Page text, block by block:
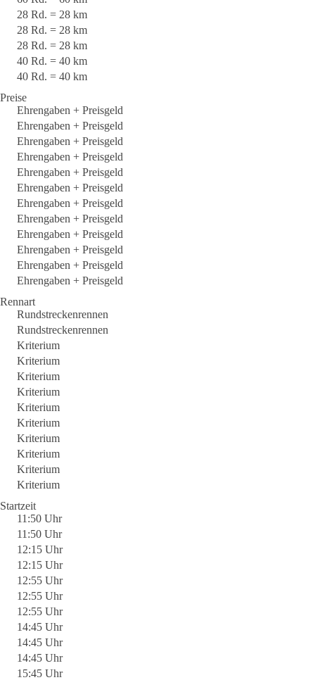
28 Rd. = 28 km
28 Rd. = 28 km
28 Rd. = 28 km
40 Rd. = 40 km
40 Rd. = 40 km
Preise
Ehrengaben + Preisgeld
Ehrengaben + Preisgeld
Ehrengaben + Preisgeld
Ehrengaben + Preisgeld
Ehrengaben + Preisgeld
Ehrengaben + Preisgeld
Ehrengaben + Preisgeld
Ehrengaben + Preisgeld
Ehrengaben + Preisgeld
Ehrengaben + Preisgeld
Ehrengaben + Preisgeld
Ehrengaben + Preisgeld
Rennart
Rundstreckenrennen
Rundstreckenrennen
Kriterium
Kriterium
Kriterium
Kriterium
Kriterium
Kriterium
Kriterium
Kriterium
Kriterium
Kriterium
Startzeit
11:50 Uhr
11:50 Uhr
12:15 Uhr
12:15 Uhr
12:55 Uhr
12:55 Uhr
12:55 Uhr
14:45 Uhr
14:45 Uhr
14:45 Uhr
15:45 Uhr